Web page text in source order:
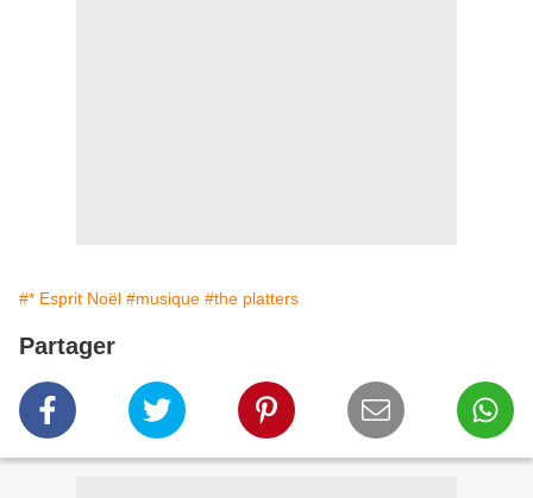
#* Esprit Noël #musique #the platters
Partager